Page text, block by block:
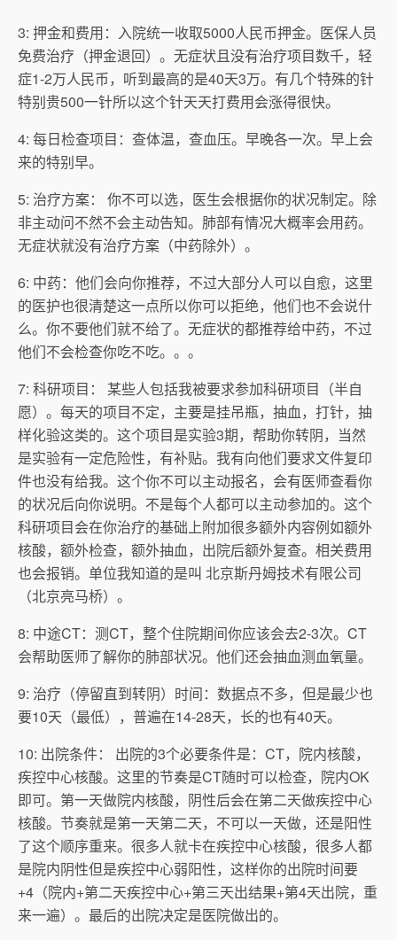
3: 押金和费用：入院统一收取5000人民币押金。医保人员
免费治疗（押金退回）。无症状且没有治疗项目数千，轻
症1-2万人民币，听到最高的是40天3万。有几个特殊的针
特别贵500一针所以这个针天天打费用会涨得很快。
4: 每日检查项目：查体温，查血压。早晚各一次。早上会
来的特别早。
5: 治疗方案： 你不可以选，医生会根据你的状况制定。除
非主动问不然不会主动告知。肺部有情况大概率会用药。
无症状就没有治疗方案（中药除外）。
6: 中药：他们会向你推荐，不过大部分人可以自愈，这里
的医护也很清楚这一点所以你可以拒绝，他们也不会说什
么。你不要他们就不给了。无症状的都推荐给中药，不过
他们不会检查你吃不吃。。。
7: 科研项目： 某些人包括我被要求参加科研项目（半自
愿）。每天的项目不定，主要是挂吊瓶，抽血，打针，抽
样化验这类的。这个项目是实验3期，帮助你转阴，当然
是实验有一定危险性，有补贴。我有向他们要求文件复印
件也没有给我。这个你不可以主动报名，会有医师查看你
的状况后向你说明。不是每个人都可以主动参加的。这个
科研项目会在你治疗的基础上附加很多额外内容例如额外
核酸，额外检查，额外抽血，出院后额外复查。相关费用
也会报销。单位我知道的是叫 北京斯丹姆技术有限公司
（北京亮马桥）。
8: 中途CT：测CT，整个住院期间你应该会去2-3次。CT
会帮助医师了解你的肺部状况。他们还会抽血测血氧量。
9: 治疗（停留直到转阴）时间：数据点不多，但是最少也
要10天（最低），普遍在14-28天，长的也有40天。
10: 出院条件： 出院的3个必要条件是：CT，院内核酸，
疾控中心核酸。这里的节奏是CT随时可以检查，院内OK
即可。第一天做院内核酸，阴性后会在第二天做疾控中心
核酸。节奏就是第一天第二天，不可以一天做，还是阳性
了这个顺序重来。很多人就卡在疾控中心核酸，很多人都
是院内阴性但是疾控中心弱阳性，这样你的出院时间要
+4（院内+第二天疾控中心+第三天出结果+第4天出院，重
来一遍）。最后的出院决定是医院做出的。